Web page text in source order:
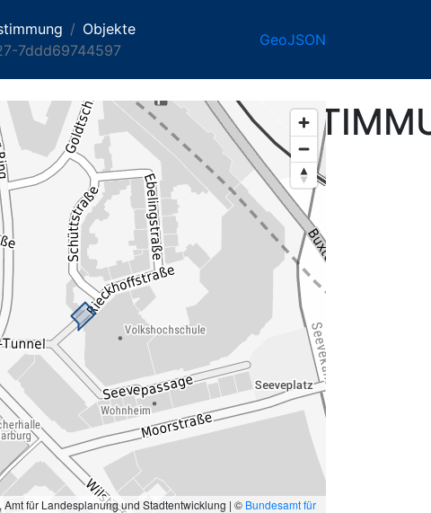
Objekte
7ddd69744597
GeoJSON
für Landesplanung und Stadtentwicklung | © Bundesamt für